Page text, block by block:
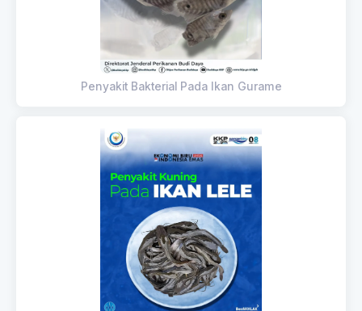
Penyakit Bakterial Pada Ikan Gurame